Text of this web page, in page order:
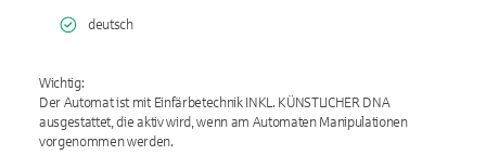
deutsch
Wichtig:
Der Automat ist mit Einfärbetechnik INKL. KÜNSTLICHER DNA
ausgestattet, die aktiv wird, wenn am Automaten Manipulationen
vorgenommen werden.